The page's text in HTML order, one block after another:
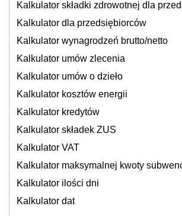
Kalkulator składki zdrowotnej dla
Kalkulator dla przedsiębiorców
Kalkulator wynagrodzeń brutto/netto
Kalkulator umów zlecenia
Kalkulator umów o dzieło
Kalkulator kosztów energii
Kalkulator kredytów
Kalkulator składek ZUS
Kalkulator VAT
Kalkulator maksymalnej kwoty
Kalkulator ilości dni
Kalkulator dat